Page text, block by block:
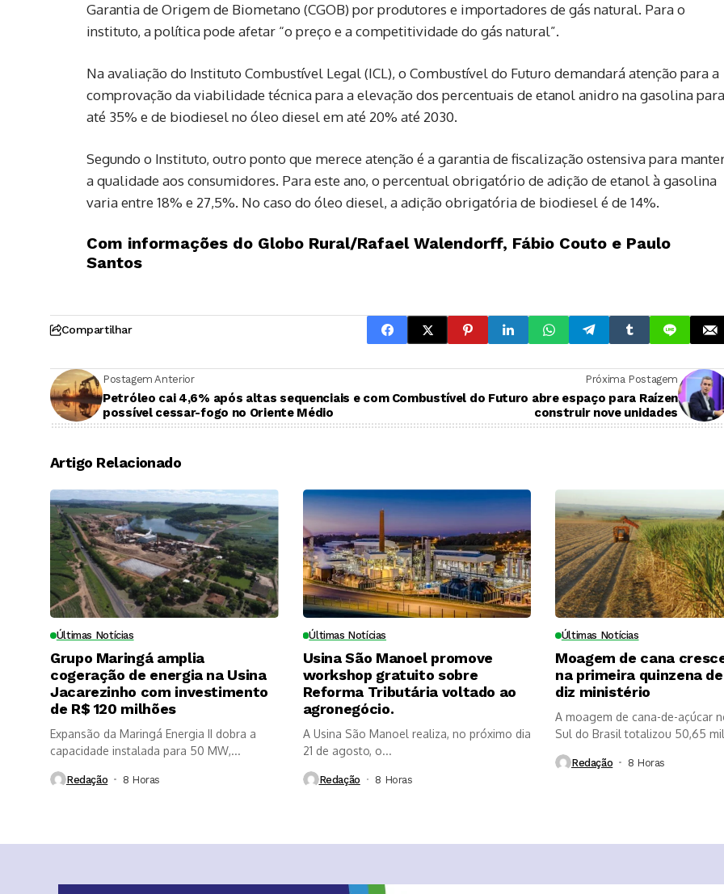
Garantia de Origem de Biometano (CGOB) por produtores e importadores de gás natural. Para o
instituto, a política pode afetar “o preço e a competitividade do gás natural”.
Na avaliação do Instituto Combustível Legal (ICL), o Combustível do Futuro demandará atenção para a
comprovação da viabilidade técnica para a elevação dos percentuais de etanol anidro na gasolina para
até 35% e de biodiesel no óleo diesel em até 20% até 2030.
Segundo o Instituto, outro ponto que merece atenção é a garantia de fiscalização ostensiva para
a qualidade aos consumidores. Para este ano, o percentual obrigatório de adição de etanol à gasolina
varia entre 18% e 27,5%. No caso do óleo diesel, a adição obrigatória de biodiesel é de 14%.
Com informações do Globo Rural/Rafael Walendorff, Fábio Couto e Paulo
Santos
Compartilhar
Postagem Anterior
Petróleo cai 4,6% após altas sequenciais e com
possível cessar-fogo no Oriente Médio
Próxima Postagem
Combustível do Futuro abre espaço para Raízen
construir nove unidades
Artigo Relacionado
Últimas Notícias
Grupo Maringá amplia
cogeração de energia na Usina
Jacarezinho com investimento
de R$ 120 milhões
Expansão da Maringá Energia II dobra a
capacidade instalada para 50 MW,...
Redação 8 Horas ⁮
Últimas Notícias
Usina São Manoel promove
workshop gratuito sobre
Reforma Tributária voltado ao
agronegócio.
A Usina São Manoel realiza, no próximo dia
21 de agosto, o...
Redação 8 Horas ⁮
Últimas Notícias
Moagem de cana
na primeira quinzena
diz ministério
A moagem de cana-de-açúcar
Sul do Brasil totalizou 50,65
Redação 8 Horas ⁮